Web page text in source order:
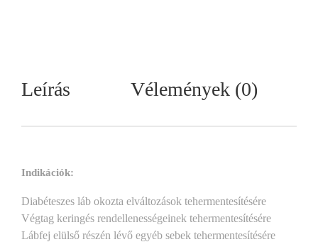
Leírás Vélemények (0)
Indikációk:
Diabéteszes láb okozta elváltozások tehermentesítésére
Végtag keringés rendellenességeinek tehermentesítésére
Lábfej elülső részén lévő egyéb sebek tehermentesítésére